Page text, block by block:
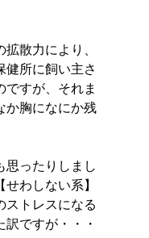
散力により、
健所に飼い主さ
ですが、それま
か胸になにか残
思ったりしまし
わしない系】
ストレスになる
ですが・・・